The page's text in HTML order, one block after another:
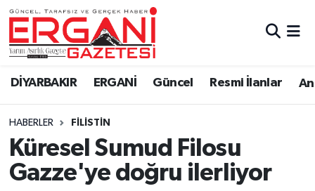
DİYARBAKIR ERGANİ Güncel Resmi İlanlar
HABERLER FILISTIN
Küresel Sumud Filosu
Gazze'ye doğru ilerliyor
DİYARBAKIR
BİSMİL
BAĞLAR
ERGANİ
Güncel
Ergani Nöbetçi Eczaneler
Ergani Hava Durumu
Ergani Trafik Yoğunluk Haritası
Süper Lig Puan Durumu ve Fikstür